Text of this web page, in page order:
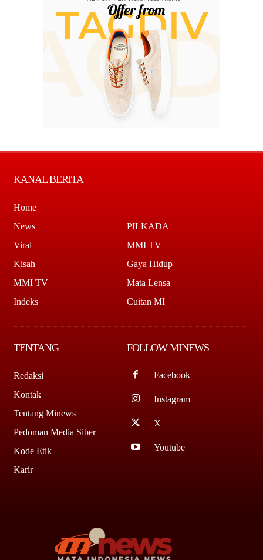
KANAL BERITA
Home
News
Viral
Kisah
MMI TV
Indeks
PILKADA
MMI TV
Gaya Hidup
Mata Lensa
Cuitan MI
TENTANG
Redaksi
Kontak
Tentang Minews
Pedoman Media Siber
Kode Etik
Karir
FOLLOW MINEWS
Facebook
Instagram
X
Youtube